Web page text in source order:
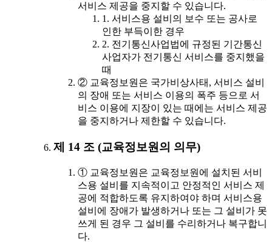
서비스 제공을 중지할 수 있습니다.
1. 서비스용 설비의 보수 또는 공사로
인한 부득이한 경우
2. 전기통신사업법에 규정된 기간통신
사업자가 전기통신 서비스를 중지했을
때
② 교육정보원은 국가비상사태, 서비스 설비
의 장애 또는 서비스 이용의 폭주 등으로 서
비스 이용에 지장이 있는 때에는 서비스 제공
을 중지하거나 제한할 수 있습니다.
제 14 조 (교육정보원의 의무)
① 교육정보원은 교육정보원에 설치된 서비
스용 설비를 지속적이고 안정적인 서비스 제
공에 적합하도록 유지하여야 하며 서비스용
설비에 장애가 발생하거나 또는 그 설비가 못
쓰게 된 경우 그 설비를 수리하거나 복구합니
다.